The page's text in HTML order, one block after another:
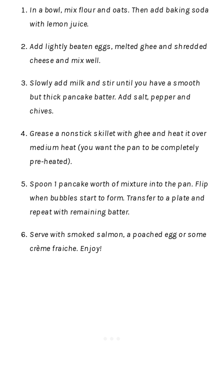
In a bowl, mix flour and oats. Then add baking soda
with lemon juice.
Add lightly beaten eggs, melted ghee and shredded
cheese and mix well.
Slowly add milk and stir until you have a smooth
but thick pancake batter. Add salt, pepper and
chives.
Grease a nonstick skillet with ghee and heat it over
medium heat (you want the pan to be completely
pre-heated).
Spoon 1 pancake worth of mixture into the pan. Flip
when bubbles start to form. Transfer to a plate and
repeat with remaining batter.
Serve with smoked salmon, a poached egg or some
crème fraiche. Enjoy!